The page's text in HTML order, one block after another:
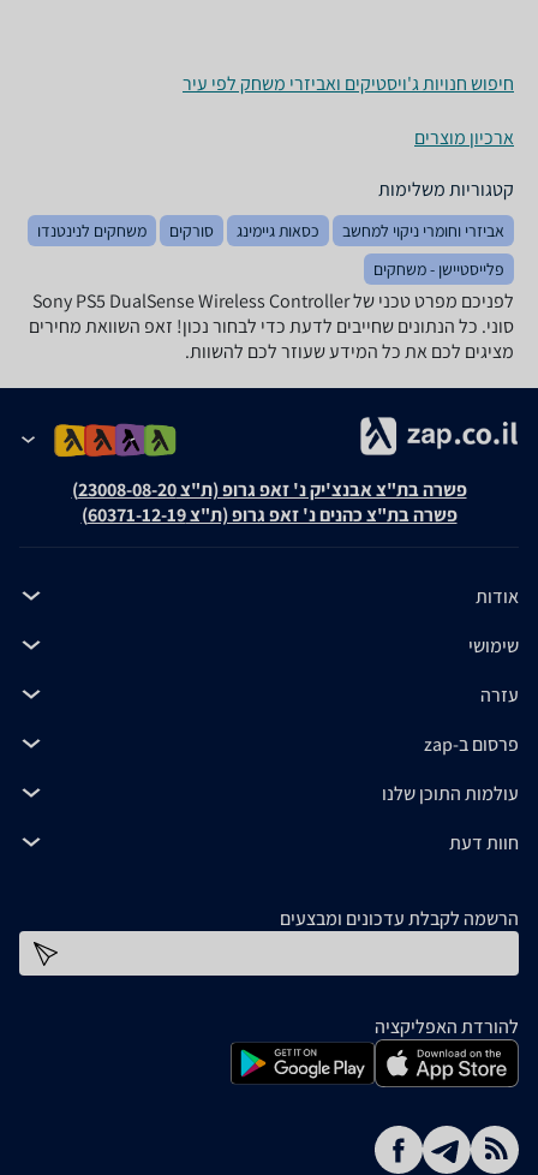
חיפוש חנויות ג'ויסטיקים ואביזרי משחק לפי עיר
ארכיון מוצרים
קטגוריות משלימות
אביזרי וחומרי ניקוי למחשב כסאות גיימינג סורקים
משחקים לנינטנדו
פלייסטיישן - משחקים
לפניכם מפרט טכני של Sony PS5 DualSense Wireless Controller
סוני. כל הנתונים שחייבים לדעת כדי לבחור נכון! זאפ השוואת מחירים
מציגים לכם את כל המידע שעוזר לכם להשוות.
פשרה בת"צ אבנצ'יק נ' זאפ גרופ (ת"צ 23008-08-20)
פשרה בת"צ כהנים נ' זאפ גרופ (ת"צ 60371-12-19)
אודות
שימושי
עזרה
פרסום ב-zap
עולמות התוכן שלנו
חוות דעת
הרשמה לקבלת עדכונים ומבצעים
להורדת האפליקציה